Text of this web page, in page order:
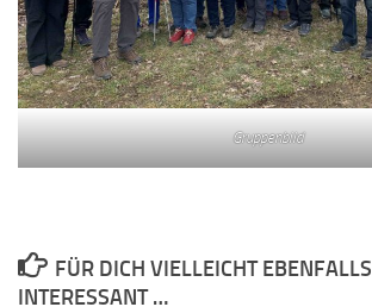
Gruppenbild
FÜR DICH VIELLEICHT EBENFALLS
INTERESSANT …